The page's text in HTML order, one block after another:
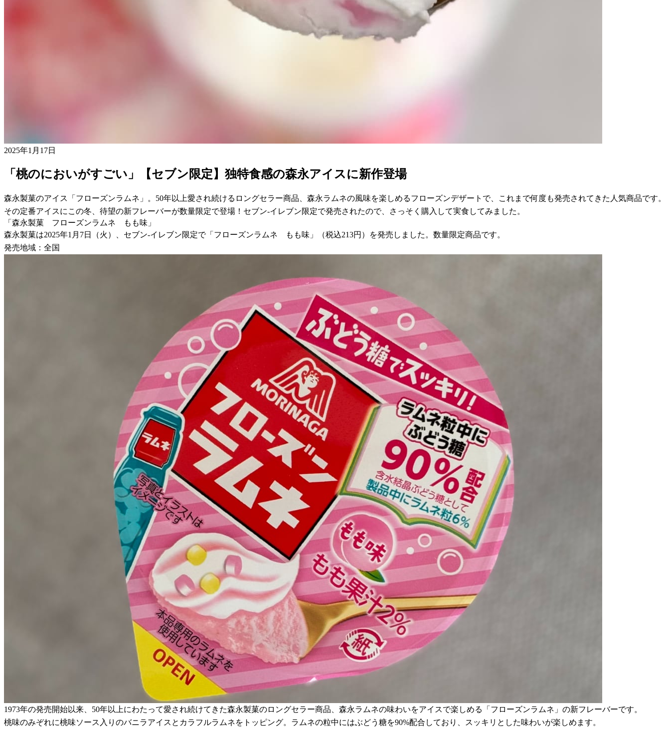
2025年1月17日
「桃のにおいがすごい」【セブン限定】独特食感の森永アイスに新作登場
森永製菓のアイス「フローズンラムネ」。50年以上愛され続けるロングセラー商品、森永ラムネの風味を楽しめるフローズンデザートで、これまで何度も発売されてきた人気商品です。
その定番アイスにこの冬、待望の新フレーバーが数量限定で登場！セブン-イレブン限定で発売されたので、さっそく購入して実食してみました。
「森永製菓 フローズンラムネ もも味」
森永製菓は2025年1月7日（火）、セブン-イレブン限定で「フローズンラムネ もも味」（税込213円）を発売しました。数量限定商品です。
発売地域：全国
1973年の発売開始以来、50年以上にわたって愛され続けてきた森永製菓のロングセラー商品、森永ラムネの味わいをアイスで楽しめる「フローズンラムネ」の新フレーバーです。
桃味のみぞれに桃味ソース入りのバニラアイスとカラフルラムネをトッピング。ラムネの粒中にはぶどう糖を90%配合しており、スッキリとした味わいが楽しめます。